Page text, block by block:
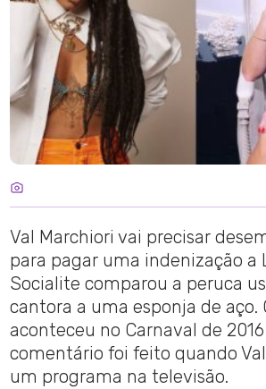
Val Marchiori vai precisar
para pagar uma indenização a
Socialite comparou a peruca
cantora a uma esponja de aço.
aconteceu no Carnaval de
comentário foi feito quando
um programa na televisão.